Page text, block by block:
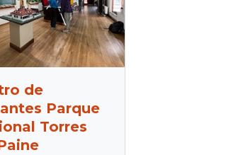
de
Parque
Torres